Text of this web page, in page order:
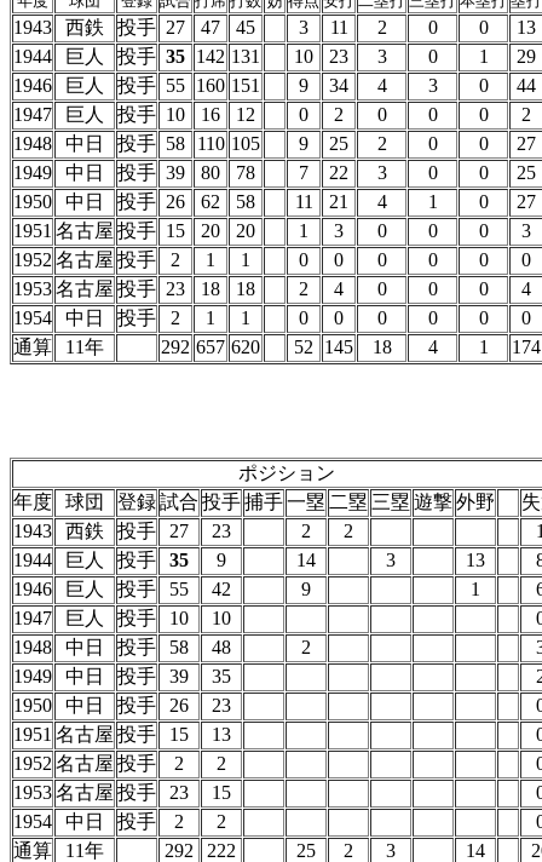
1943 西鉄 投手 27 47 45 3 11 2 0 0
13
1944
巨人 投手 35 142 131 10 23 3 0 1
29
1946
巨人 投手 55 160 151 9 34 4 3 0
44
1947
巨人 投手 10 16 12 0 2 0 0 0
2
1948
中日 投手 58 110 105 9 25 2 0 0
27
1949
中日 投手 39 80 78 7 22 3 0 0
25
1950
中日 投手 26 62 58 11 21 4 1 0
27
1951 名古屋 投手 15 20 20 1 3 0 0 0
3
1952 名古屋 投手 2 1 1 0 0 0 0 0
0
1953名古屋 投手 23 18 18 2 4 0 0 0
4
1954
中日 投手 2 1 1 0 0 0 0 0
0
通算
11年 292 657 620 52 145 18 4 1 174
ポジション
年度
球団 登録試合 投手捕手一塁 二塁 三塁 遊撃外野
1943
西鉄 投手 27 23 2 2
1944
巨人 投手 35 9 14 3 13
1946
巨人 投手 55 42 9 1
1947
巨人 投手 10 10
1948
中日 投手 58 48 2
1949
中日 投手 39 35
1950
中日 投手 26 23
1951 名古屋 投手 15 13
1952 名古屋 投手 2 2
1953名古屋 投手 23 15
1954
中日 投手 2 2
通算
11年 292 222 25 2 3 14